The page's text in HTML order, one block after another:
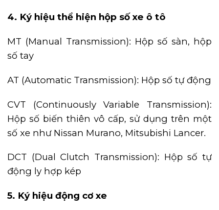
4. Ký hiệu thể hiện hộp số xe ô tô
MT (Manual Transmission): Hộp số sàn, hộp
số tay
AT (Automatic Transmission): Hộp số tự động
CVT (Continuously Variable Transmission):
Hộp số biến thiên vô cấp, sử dụng trên một
số xe như Nissan Murano, Mitsubishi Lancer.
DCT (Dual Clutch Transmission): Hộp số tự
động ly hợp kép
5. Ký hiệu động cơ xe